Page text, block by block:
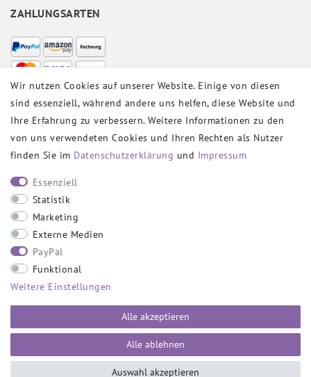
ZAHLUNGSARTEN
VERSANDPARTNER
SOCIAL
SICHER EINKAUFEN
Wir nutzen Cookies auf unserer Website. Einige von diesen
sind essenziell, während andere uns helfen, diese Website und
Ihre Erfahrung zu verbessern. Weitere Informationen zu den
von uns verwendeten Cookies und Ihren Rechten als Nutzer
finden Sie im Daten­schutz­erklärung und Impressum
Essenziell
Statistik
Marketing
Externe Medien
PayPal
Funktional
Weitere Einstellungen
Alle akzeptieren
Alle ablehnen
Auswahl akzeptieren